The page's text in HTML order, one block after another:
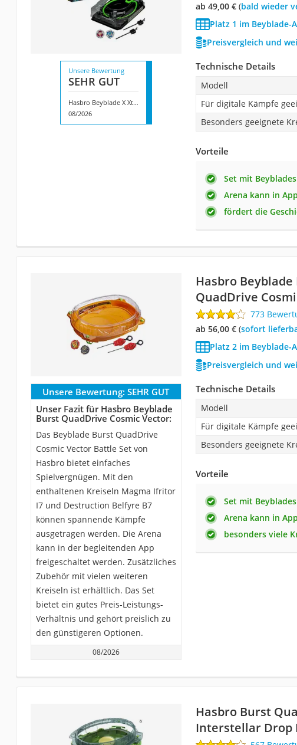
ab 49,00 €( Bald wieder
Platz 1 im Beyblade-
Preisvergleich und
Unsere Bewertung
SEHR GUT
Hasbro Beyblade X Xtreme Battle Set
08/2026
Technische Details
Modell
Für digitale Kämpfe
Besonders geeignete
Vorteile
Set mit
Arena kann in
fördert die
Hasbro
QuadDrive
773
ab 56,00 €( Sofort
Platz 2 im Beyblade-
Preisvergleich und
Unsere Bewertung: SEHR GUT
Unser Fazit für Hasbro Beyblade
Burst QuadDrive Cosmic Vector:
Das Beyblade Burst QuadDrive
Cosmic Vector Battle Set von
Hasbro bietet einfaches
Spielvergnügen. Mit den
enthaltenen Kreiseln Magma Ifritor
I7 und Destruction Belfyre B7
können spannende Kämpfe
ausgetragen werden. Die Arena
kann in der begleitenden App
freigeschaltet werden. Zusätzliches
Zubehör mit vielen weiteren
Kreiseln ist erhältlich. Das Set
bietet ein gutes Preis-Leistungs-
Verhältnis und gehört preislich zu
den günstigeren Optionen.
08/2026
Technische Details
Modell
Für digitale Kämpfe
Besonders geeignete
Vorteile
Set mit
Arena kann in
besonders viele
Hasbro Burst
Interstellar Drop